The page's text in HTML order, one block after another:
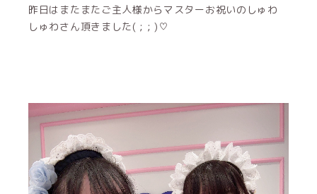
昨日はまたまたご主人様からマスターお祝いのしゅわ
しゅわさん頂きました( ; ; )♡